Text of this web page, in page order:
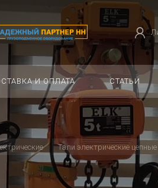
И ОПЛАТА СТАТЬИ
Тали электрические цепные